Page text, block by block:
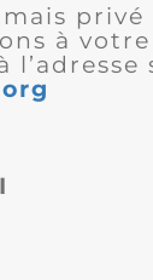
privé
à